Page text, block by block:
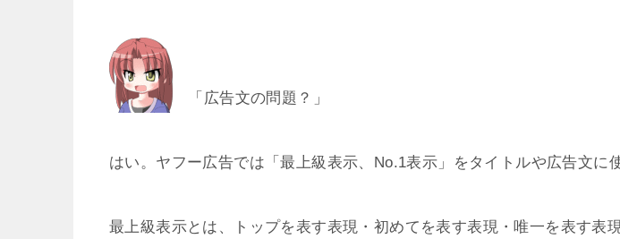
「広告文の問題？」
はい。ヤフー広告では「最上級表示、No.1表示」をタイトルや広告文に
最上級表示とは、トップを表す表現・初めてを表す表現・唯一を表す表